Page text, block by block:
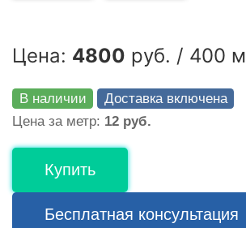
Цена: 4800 руб. / 400 м
В наличии
Доставка включена
Цена за метр: 12 руб.
Купить
Бесплатная консультация